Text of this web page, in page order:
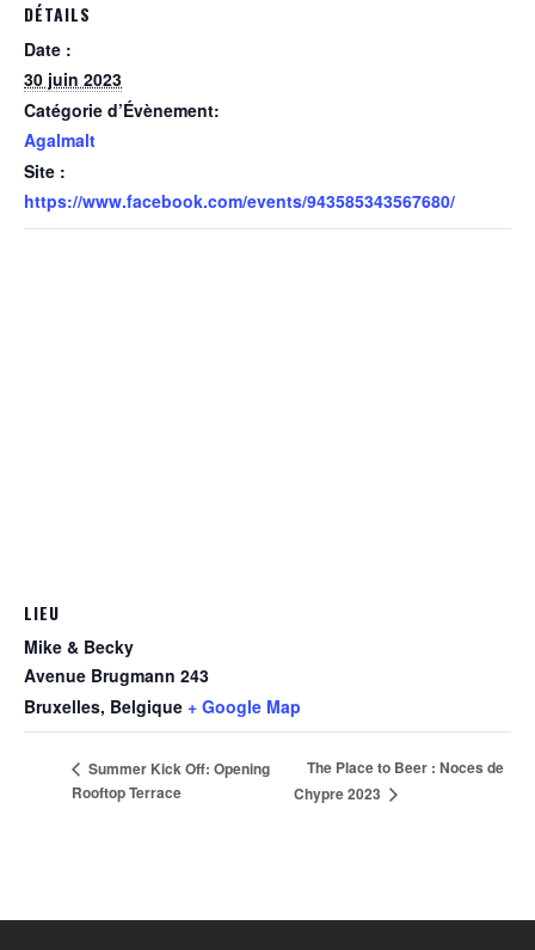
DÉTAILS
Date :
30 juin 2023
Catégorie d’Évènement:
Agalmalt
Site :
https://www.facebook.com/events/943585343567680/
LIEU
Mike & Becky
Avenue Brugmann 243
Bruxelles, Belgique + Google Map
Summer Kick Off: Opening
Rooftop Terrace
The Place to Beer : Noces de
Chypre 2023